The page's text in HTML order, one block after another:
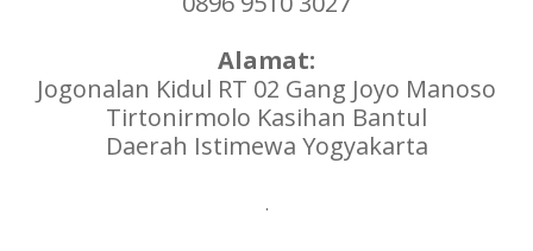
Alamat:
Jogonalan Kidul RT 02 Gang Joyo Manoso
Tirtonirmolo Kasihan Bantul
Daerah Istimewa Yogyakarta
.